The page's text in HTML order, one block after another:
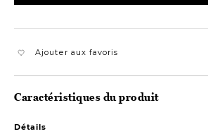
Ajouter aux favoris
Caractéristiques du produit
Détails